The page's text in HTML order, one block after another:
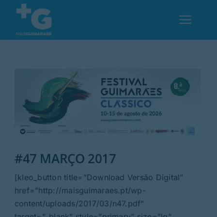
content
Desporto
Opinião
Região
#47 MARÇO 2017
[kleo_button title=”Download Versão Digital”
href=”http://maisguimaraes.pt/wp-
content/uploads/2017/03/n47.pdf”